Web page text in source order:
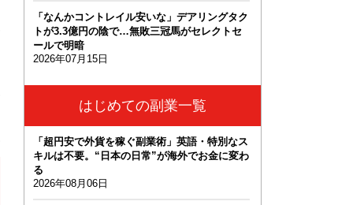
「なんかコントレイル安いな」デアリングタク
トが3.3億円の陰で…無敗三冠馬がセレクトセ
ールで明暗
2026年07月15日
はじめての副業一覧
「超円安で外貨を稼ぐ副業術」英語・特別なス
キルは不要。“日本の日常”が海外でお金に変わ
る
2026年08月06日